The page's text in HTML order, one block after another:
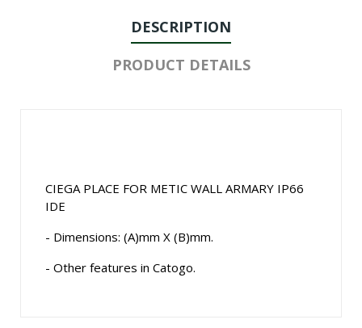
DESCRIPTION
PRODUCT DETAILS
CIEGA PLACE FOR METIC WALL ARMARY IP66
IDE
- Dimensions: (A)mm X (B)mm.
- Other features in Catogo.